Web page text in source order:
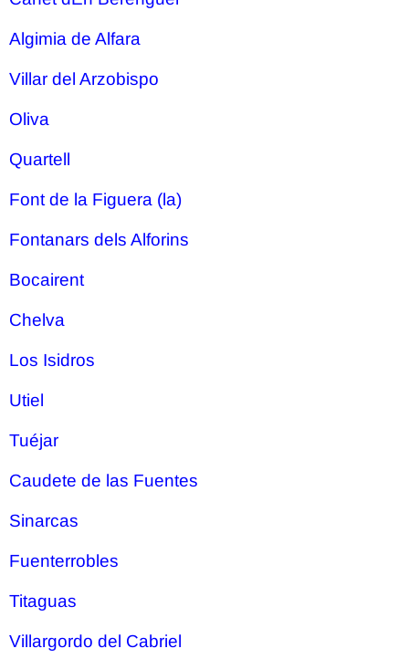
Algimia de Alfara
Villar del Arzobispo
Oliva
Quartell
Font de la Figuera (la)
Fontanars dels Alforins
Bocairent
Chelva
Los Isidros
Utiel
Tuéjar
Caudete de las Fuentes
Sinarcas
Fuenterrobles
Titaguas
Villargordo del Cabriel